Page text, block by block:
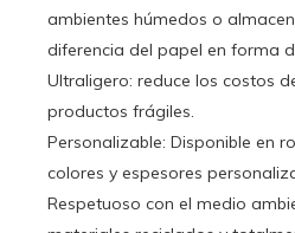
ambientes húmedos o
diferencia del papel en forma
Ultraligero: reduce los costos
productos frágiles.
Personalizable: Disponible en
colores y espesores
Respetuoso con el medio